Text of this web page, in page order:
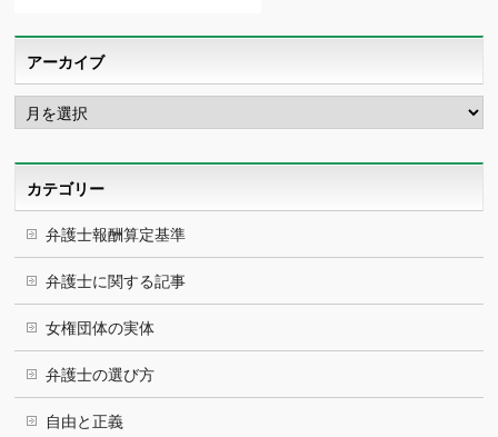
アーカイブ
ア
ー
カ
カテゴリー
弁護士報酬算定基準
弁護士に関する記事
女権団体の実体
弁護士の選び方
自由と正義